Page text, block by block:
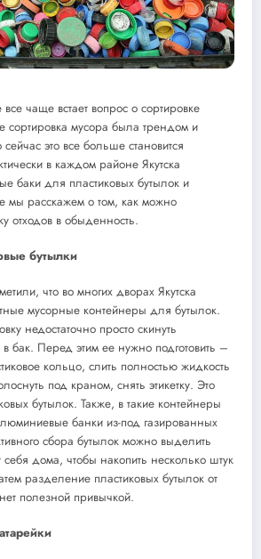
чаще встает вопрос о сортировке
сортировка мусора была трендом и
это все больше становится
в каждом районе Якутска
баки для пластиковых бутылок и
мы расскажем о том, как можно
отходов в обыденность.
бутылки
что во многих дворах Якутска
мусорные контейнеры для бутылок.
недостаточно просто скинуть
в бак. Перед этим ее нужно подготовить –
кольцо, слить полностью жидкость
под краном, снять этикетку. Это
бутылок. Также, в такие контейнеры
банки из-под газированных
сбора бутылок можно выделить
дома, чтобы накопить несколько штук
разделение пластиковых бутылок от
полезной привычкой.